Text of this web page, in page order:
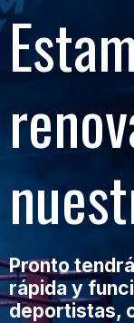
Pronto
rápida y
deportistas,